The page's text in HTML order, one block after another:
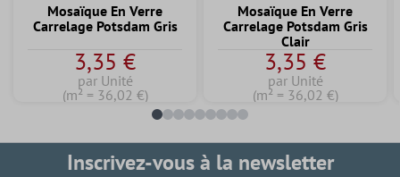
Mosaïque En Verre
Carrelage Potsdam Gris
3,35 €
par Unité
(m² = 36,02 €)
Mosaïque En Verre
Carrelage Potsdam Gris
Clair
3,35 €
par Unité
(m² = 36,02 €)
Inscrivez-vous à la newsletter